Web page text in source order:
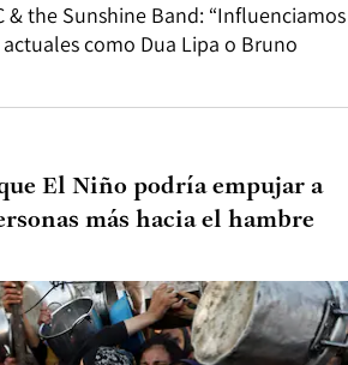
& the Sunshine Band: “Influenciamos
como Dua Lipa o Bruno
El Niño podría empujar a
más hacia el hambre